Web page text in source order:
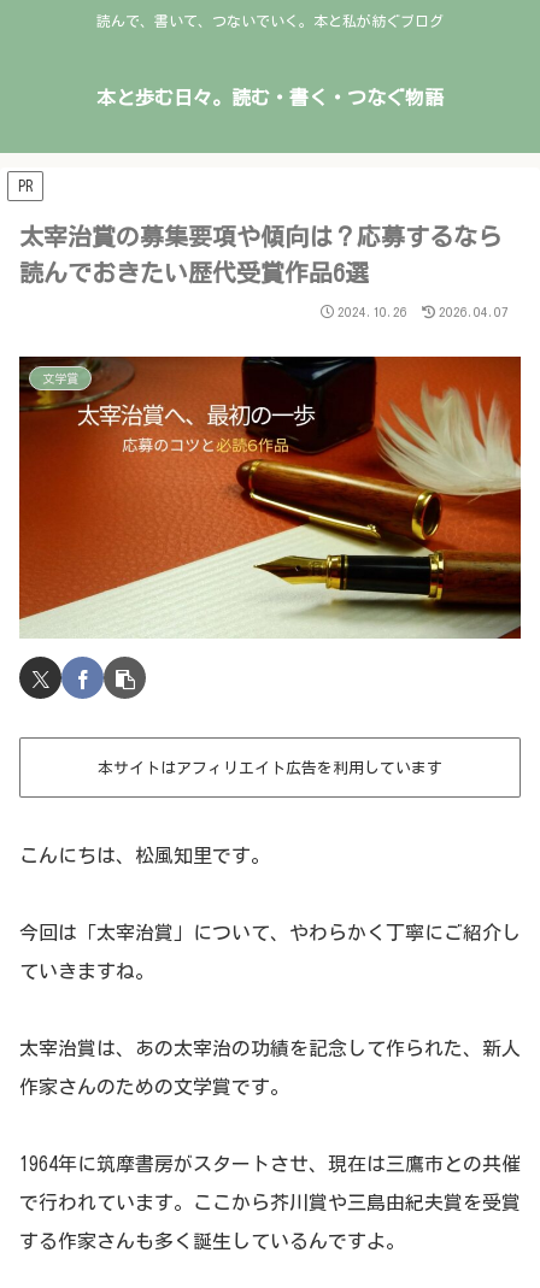
読んで、書いて、つないでいく。本と私が紡ぐブログ
本と歩む日々。読む・書く・つなぐ物語
PR
太宰治賞の募集要項や傾向は？応募するなら
読んでおきたい歴代受賞作品6選
2024.10.26 2026.04.07
文学賞
本サイトはアフィリエイト広告を利用しています
こんにちは、松風知里です。
今回は「太宰治賞」について、やわらかく丁寧にご紹介し
ていきますね。
太宰治賞は、あの太宰治の功績を記念して作られた、新人
作家さんのための文学賞です。
1964年に筑摩書房がスタートさせ、現在は三鷹市との共催
で行われています。ここから芥川賞や三島由紀夫賞を受賞
する作家さんも多く誕生しているんですよ。